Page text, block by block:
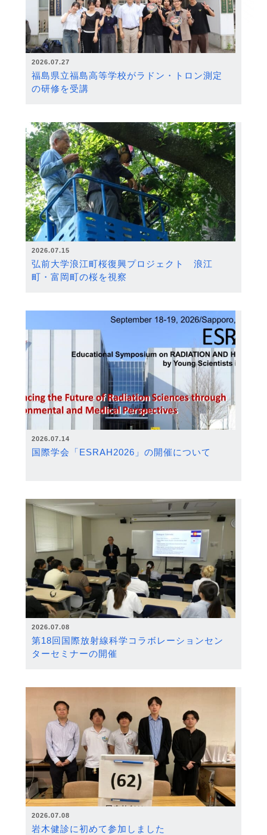
2026.07.27
福島県立福島高等学校がラドン・トロン測定
の研修を受講
2026.07.15
弘前大学浪江町桜復興プロジェクト 浪江
町・富岡町の桜を視察
2026.07.14
国際学会「ESRAH2026」の開催について
2026.07.08
第18回国際放射線科学コラボレーションセン
ターセミナーの開催
2026.07.08
岩木健診に初めて参加しました